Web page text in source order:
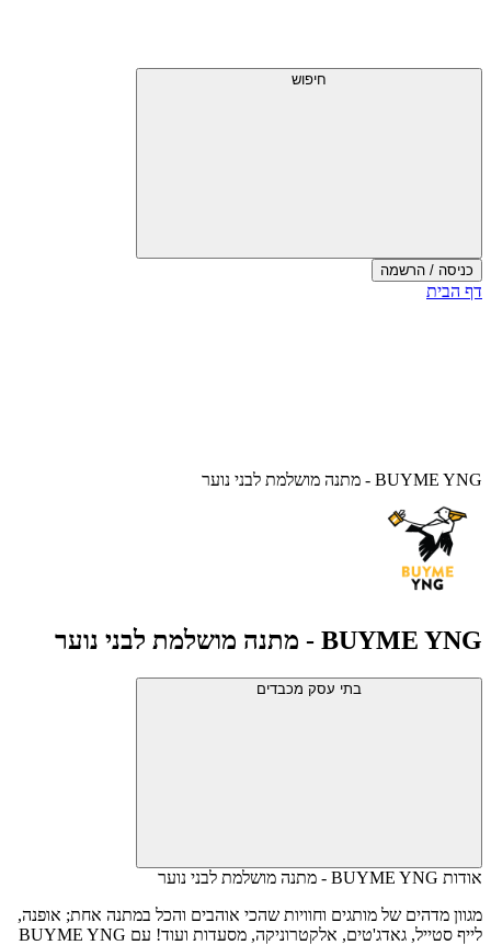
עליון
חיפוש
כניסה / הרשמה
סוף
דף הבית
BUYME YNG - מתנה מושלמת לבני נוער
BUYME YNG - מתנה מושלמת לבני נוער
בתי עסק מכבדים
אודות BUYME YNG - מתנה מושלמת לבני נוער
מגוון מדהים של מותגים וחוויות שהכי אוהבים והכל במתנה אחת; אופנה,
לייף סטייל, גאדג'טים, אלקטרוניקה, מסעדות ועוד! עם BUYME YNG